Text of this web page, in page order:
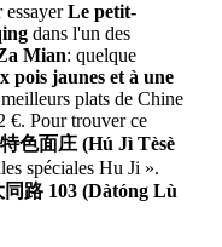
Le petit-
dans l'un des
Mian: quelque
pois jaunes et à une
plats de Chine
€. Pour trouver ce
色面庄 (Hú Jì Tèsè
spéciales Hu Ji ».
同路 103 (Dàtóng Lù